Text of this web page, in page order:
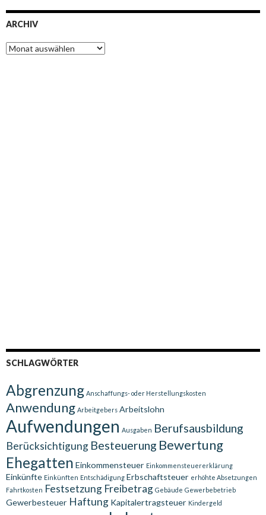
ARCHIV
Archiv
SCHLAGWÖRTER
Abgrenzung Anschaffungs- oder Herstellungskosten
Anwendung Arbeitgebers Arbeitslohn
Aufwendungen Ausgaben Berufsausbildung
Berücksichtigung Besteuerung Bewertung
Ehegatten Einkommensteuer Einkommensteuererklärung
Einkünfte Einkünften Entschädigung Erbschaftsteuer erhöhte Absetzungen
Fahrtkosten Festsetzung Freibetrag Gebäude Gewerbebetrieb
Gewerbesteuer Haftung Kapitalertragsteuer Kindergeld